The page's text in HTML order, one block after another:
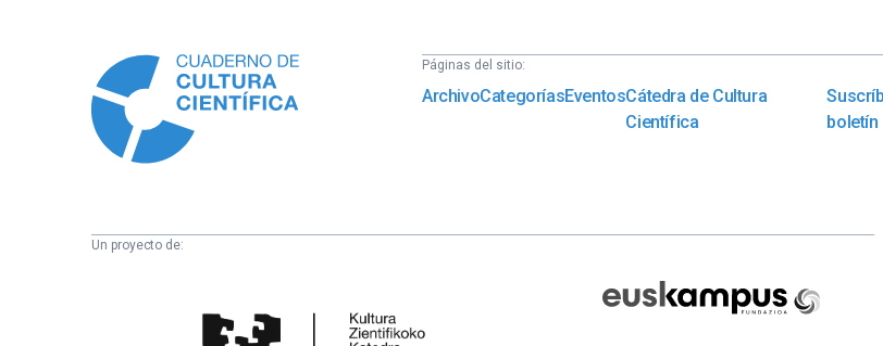
Páginas del sitio:
ArchivoCategoríasEventosCátedra de Cultura
Científica
boletín
Un proyecto de:
Fundazioa